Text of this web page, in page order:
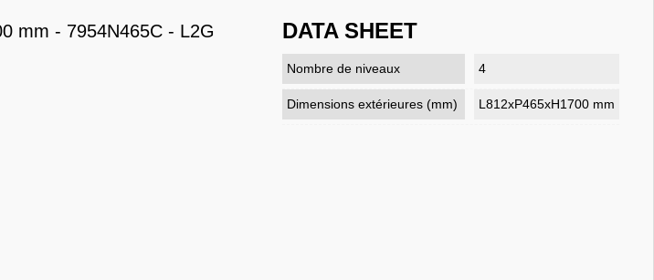
mm - 7954N465C - L2G DATA SHEET
Nombre de niveaux 4
Dimensions extérieures (mm) L812xP465xH1700 mm